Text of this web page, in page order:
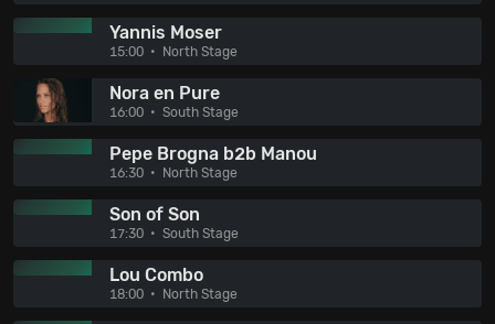
Yannis Moser
15:00 North Stage
Nora en Pure
16:00 South Stage
Pepe Brogna b2b Manou
16:30 North Stage
Son of Son
17:30 South Stage
Lou Combo
18:00 North Stage